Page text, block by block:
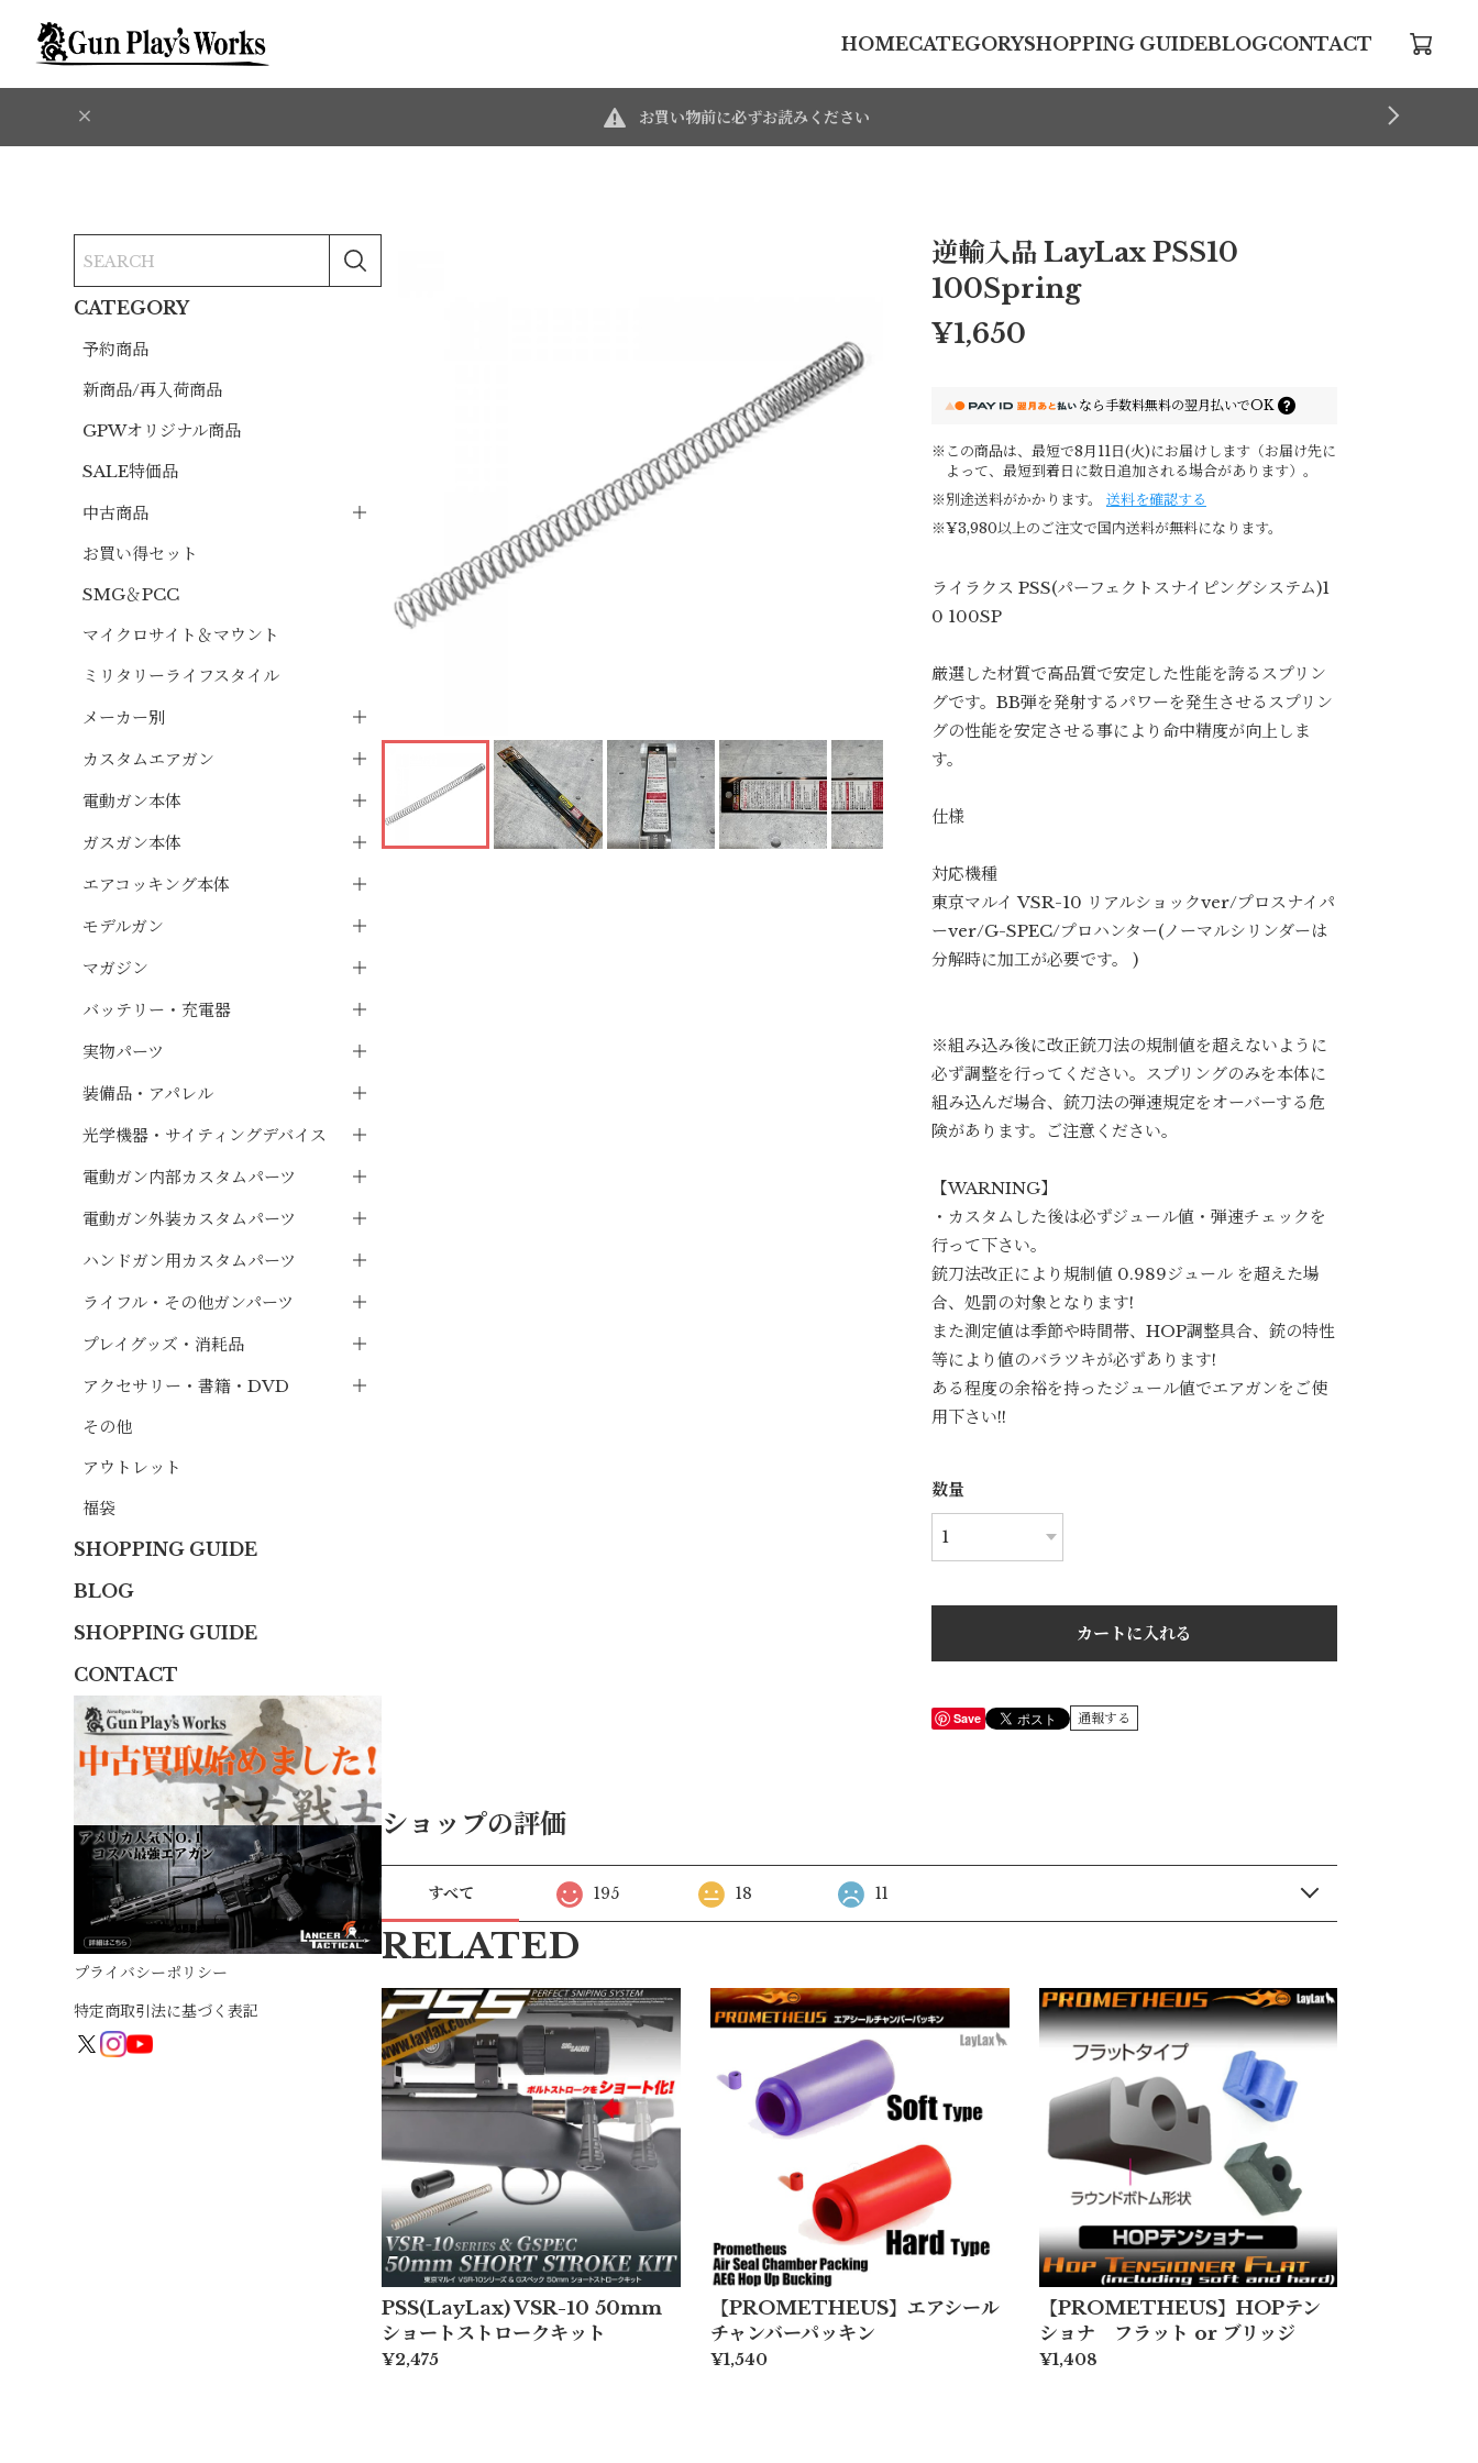
HOMECATEGORYSHOPPING GUIDEBLOGCONTACT
お買い物前に必ずお読みください
CATEGORY
予約商品
新商品/再入荷商品
GPWオリジナル商品
SALE特価品
中古商品
お買い得セット
SMG＆PCC
マイクロサイト＆マウント
ミリタリーライフスタイル
メーカー別
カスタムエアガン
電動ガン本体
ガスガン本体
エアコッキング本体
モデルガン
マガジン
バッテリー・充電器
実物パーツ
装備品・アパレル
光学機器・サイティングデバイス
電動ガン内部カスタムパーツ
電動ガン外装カスタムパーツ
ハンドガン用カスタムパーツ
ライフル・その他ガンパーツ
プレイグッズ・消耗品
アクセサリー・書籍・DVD
その他
アウトレット
福袋
SHOPPING GUIDE
BLOG
SHOPPING GUIDE
CONTACT
プライバシーポリシー
特定商取引法に基づく表記
逆輸入品 LayLax PSS10
100Spring
¥1,650
なら手数料無料の翌月払いでOK
※この商品は、最短で8月11日(火)にお届けします（お届け先に
よって、最短到着日に数日追加される場合があります）。
※別途送料がかかります。
送料を確認する
※¥3,980以上のご注文で国内送料が無料になります。
ライラクス PSS(パーフェクトスナイピングシステム)1
0 100SP
厳選した材質で高品質で安定した性能を誇るスプリン
グです。BB弾を発射するパワーを発生させるスプリン
グの性能を安定させる事により命中精度が向上しま
す。
仕様
対応機種
東京マルイ VSR-10 リアルショックver/プロスナイパ
ーver/G-SPEC/プロハンター(ノーマルシリンダーは
分解時に加工が必要です。 )
※組み込み後に改正銃刀法の規制値を超えないように
必ず調整を行ってください。スプリングのみを本体に
組み込んだ場合、銃刀法の弾速規定をオーバーする危
険があります。ご注意ください。
【WARNING】
・カスタムした後は必ずジュール値・弾速チェックを
行って下さい。
銃刀法改正により規制値 0.989ジュール を超えた場
合、処罰の対象となります!
また測定値は季節や時間帯、HOP調整具合、銃の特性
等により値のバラツキが必ずあります!
ある程度の余裕を持ったジュール値でエアガンをご使
用下さい!!
数量
カートに入れる
Save 通報する
ショップの評価
すべて 195 18 11
RELATED
PSS(LayLax) VSR-10 50mm
ショートストロークキット
¥2,475
【PROMETHEUS】エアシール
チャンバーパッキン
¥1,540
【PROMETHEUS】HOPテン
ショナ フラット or ブリッジ
¥1,408